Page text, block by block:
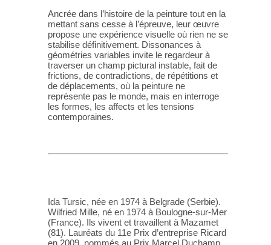
Ancrée dans l’histoire de la peinture tout en la
mettant sans cesse à l’épreuve, leur œuvre
propose une expérience visuelle où rien ne se
stabilise définitivement. Dissonances à
géométries variables invite le regardeur à
traverser un champ pictural instable, fait de
frictions, de contradictions, de répétitions et
de déplacements, où la peinture ne
représente pas le monde, mais en interroge
les formes, les affects et les tensions
contemporaines.
Ida Tursic, née en 1974 à Belgrade (Serbie).
Wilfried Mille, né en 1974 à Boulogne-sur-Mer
(France). Ils vivent et travaillent à Mazamet
(81). Lauréats du 11e Prix d’entreprise Ricard
en 2009, nommés au Prix Marcel Duchamp